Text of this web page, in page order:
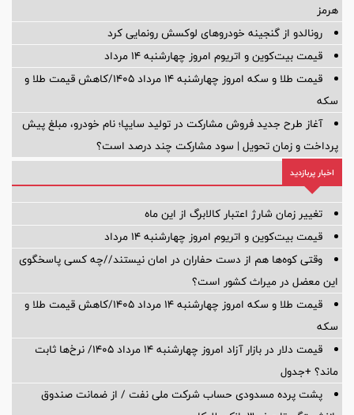
هرمز
رونالدو از گنجینه خودروهای لوکسش رونمایی کرد
قیمت بیت‌کوین و اتریوم امروز چهارشنبه ۱۴ مرداد
قیمت طلا و سکه امروز چهارشنبه ۱۴ مرداد ۱۴۰۵/کاهش قیمت طلا و
سکه
آغاز طرح جدید فروش مشارکت در تولید سایپا؛ نام خودرو، مبلغ پیش
پرداخت و زمان تحویل | سود مشارکت چند درصد است؟
اخبار پربازدید
تغییر زمان شارژ اعتبار کالابرگ از این ماه
قیمت بیت‌کوین و اتریوم امروز چهارشنبه ۱۴ مرداد
وقتی کوه‌ها هم از دست حفاران در امان نیستند//چه کسی پاسخگوی
این معضل در میراث کشور است؟
قیمت طلا و سکه امروز چهارشنبه ۱۴ مرداد ۱۴۰۵/کاهش قیمت طلا و
سکه
قیمت دلار در بازار آزاد امروز چهارشنبه ۱۴ مرداد ۱۴۰۵/ نرخ‌ها ثابت
ماند؟ +جدول
پشت پرده‌ مسدودی حساب شرکت ملی نفت / از ضمانت صندوق